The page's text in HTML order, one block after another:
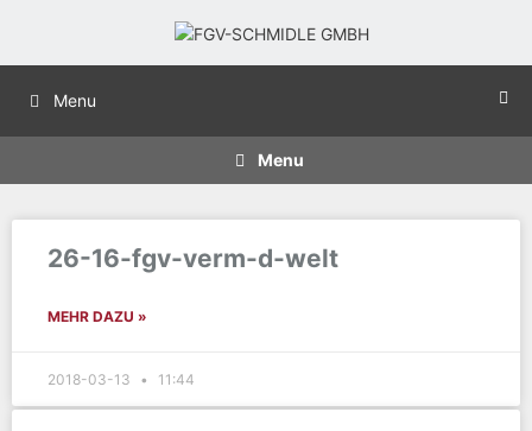
Menu
Menu
26-16-fgv-verm-d-welt
MEHR DAZU »
2018-03-13 11:44